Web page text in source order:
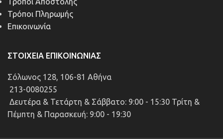
Τρόποι Πληρωμής
Επικοινωνία
ΣΤΟΙΧΕΊΑ ΕΠΙΚΟΙΝΩΝΊΑΣ
Σόλωνος 128, 106-81 Αθήνα
213-0080255
Δευτέρα & Τετάρτη & Σάββατο: 9:00 - 15:30 Τρίτη &
Πέμπτη & Παρασκευή: 9:00 - 19:30